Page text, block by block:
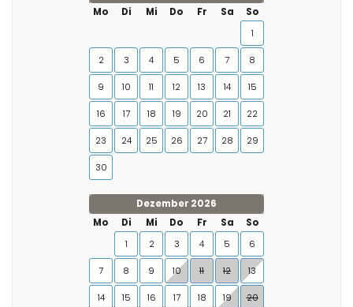
Mo
Di Mi Do Fr Sa
So
1
2 3 4 5 6 7 8
9 10 11 12 13 14 15
16 17 18 19 20 21 22
23 24 25 26 27 28 29
30
Dezember 2026
Mo
Di Mi Do Fr Sa
So
1
2 3 4 5 6
7 8 9 10 11 12 13
14 15 16 17 18 19 20